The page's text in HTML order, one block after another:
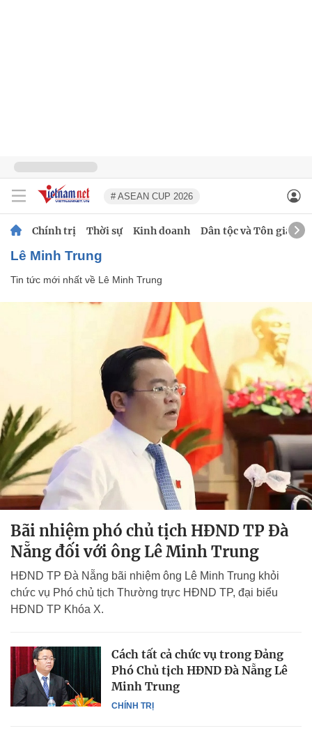
# ASEAN CUP 2026
Chính trị Thời sự Kinh doanh Dân tộc và Tôn giáo
Lê Minh Trung
Tin tức mới nhất về Lê Minh Trung
Bãi nhiệm phó chủ tịch HĐND TP Đà
Nẵng đối với ông Lê Minh Trung
HĐND TP Đà Nẵng bãi nhiệm ông Lê Minh Trung khỏi
chức vụ Phó chủ tịch Thường trực HĐND TP, đại biểu
HĐND TP Khóa X.
CHÍNH TRỊ
Cách tất cả chức vụ trong Đảng
Phó Chủ tịch HĐND Đà Nẵng Lê
Minh Trung